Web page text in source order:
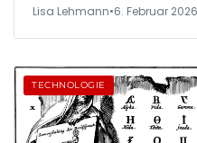
Lisa Lehmann•6. Februar 2026
TECHNOLOGIE